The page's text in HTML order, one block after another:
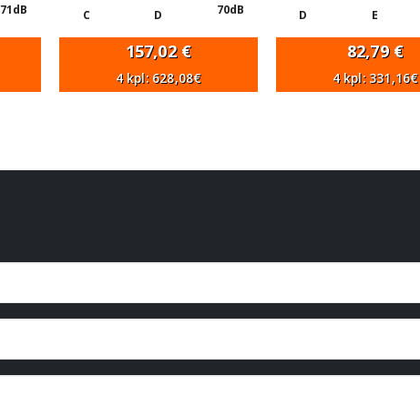
71dB C D 70dB
157,02 €
4 kpl: 628,08€
D E
82,79 €
4 kpl: 331,16€